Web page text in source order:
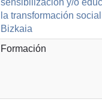
sensibilización y/o
la transformación
Bizkaia
Formación